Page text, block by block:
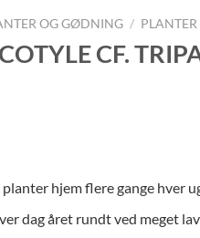
OG GØDNING / PLANTER
CF.
hjem flere gange hver
dag året rundt ved meget